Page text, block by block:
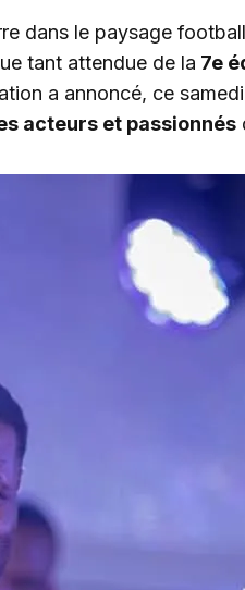
dans le paysage
tant attendue de la 7e
a annoncé, ce
acteurs et passionnés